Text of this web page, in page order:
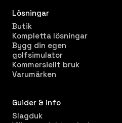
Lösningar
Butik
Kompletta lösningar
Bygg din egen
golfsimulator
Kommersiellt bruk
Varumärken
Guider & info
Slagduk